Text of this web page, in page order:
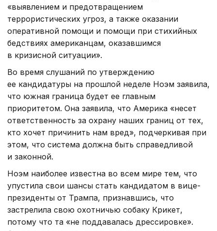
«выявлением и предотвращением
террористических угроз, а также оказании
оперативной помощи и помощи при стихийных
бедствиях американцам, оказавшимся
в кризисной ситуации».
Во время слушаний по утверждению
ее кандидатуры на прошлой неделе Ноэм заявила,
что южная граница будет ее главным
приоритетом. Она заявила, что Америка «несет
ответственность за охрану наших границ от тех,
кто хочет причинить нам вред», подчеркивая при
этом, что система должна быть справедливой
и законной.
Ноэм наиболее известна во всем мире тем, что
упустила свои шансы стать кандидатом в вице-
президенты от Трампа, признавшись, что
застрелила свою охотничью собаку Крикет,
потому что та «не поддавалась дрессировке».